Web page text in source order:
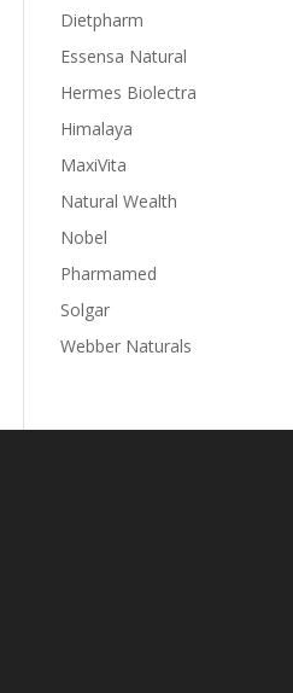
Dietpharm
Essensa Natural
Hermes Biolectra
Himalaya
MaxiVita
Natural Wealth
Nobel
Pharmamed
Solgar
Webber Naturals